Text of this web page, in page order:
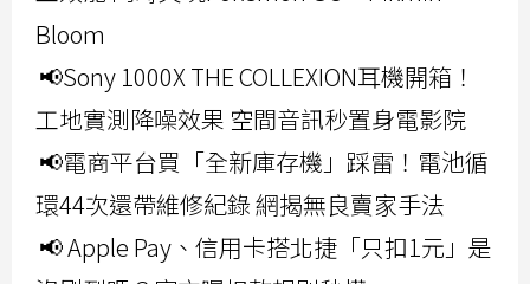
Bloom
📢Sony 1000X THE COLLEXION耳機開箱！
工地實測降噪效果 空間音訊秒置身電影院
📢電商平台買「全新庫存機」踩雷！電池循
環44次還帶維修紀錄 網揭無良賣家手法
📢 Apple Pay、信用卡搭北捷「只扣1元」是